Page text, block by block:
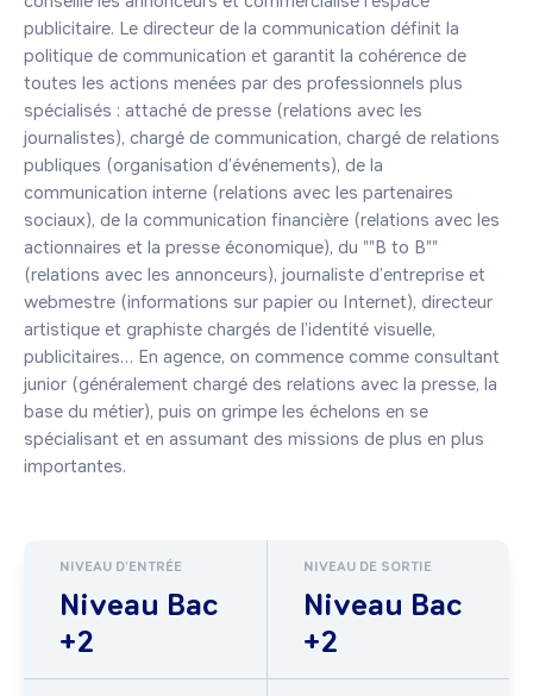
publicitaire. Le directeur de la communication définit la
politique de communication et garantit la cohérence de
toutes les actions menées par des professionnels plus
spécialisés : attaché de presse (relations avec les
journalistes), chargé de communication, chargé de relations
publiques (organisation d’événements), de la
communication interne (relations avec les partenaires
sociaux), de la communication financière (relations avec les
actionnaires et la presse économique), du ""B to B""
(relations avec les annonceurs), journaliste d’entreprise et
webmestre (informations sur papier ou Internet), directeur
artistique et graphiste chargés de l’identité visuelle,
publicitaires… En agence, on commence comme consultant
junior (généralement chargé des relations avec la presse, la
base du métier), puis on grimpe les échelons en se
spécialisant et en assumant des missions de plus en plus
importantes.
NIVEAU D'ENTRÉE
Niveau Bac
+2
NIVEAU DE SORTIE
Niveau Bac
+2